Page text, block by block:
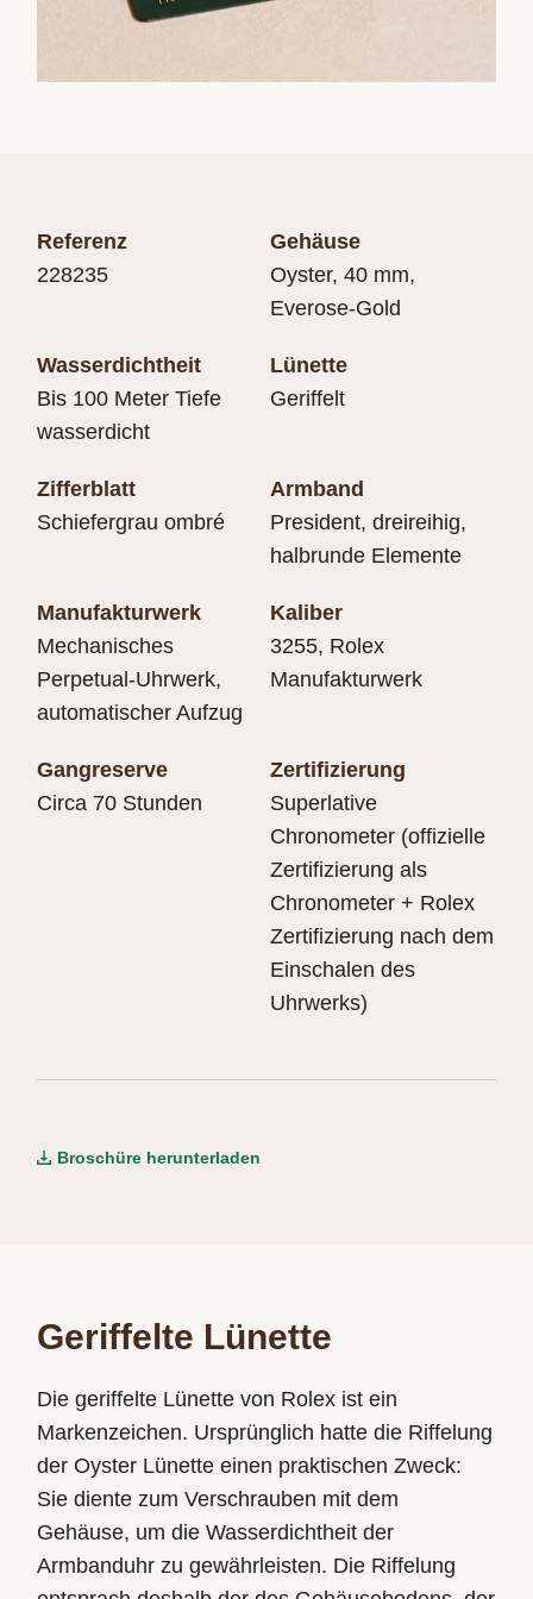
Referenz
228235
Gehäuse
Oyster, 40 mm,
Everose-Gold
Wasserdichtheit
Bis 100 Meter Tiefe
wasserdicht
Lünette
Geriffelt
Zifferblatt
Schiefergrau ombré
Armband
President, dreireihig,
halbrunde Elemente
Manufakturwerk
Mechanisches
Perpetual-Uhrwerk,
automatischer Aufzug
Kaliber
3255, Rolex
Manufakturwerk
Gangreserve
Circa 70 Stunden
Zertifizierung
Superlative
Chronometer (offizielle
Zertifizierung als
Chronometer + Rolex
Zertifizierung nach dem
Einschalen des
Uhrwerks)
Broschüre herunterladen
Geriffelte Lünette
Die geriffelte Lünette von Rolex ist ein
Markenzeichen. Ursprünglich hatte die Riffelung
der Oyster Lünette einen praktischen Zweck:
Sie diente zum Verschrauben mit dem
Gehäuse­, um die Wasserdichtheit der
Armbanduhr zu gewährleisten. Die Riffelung